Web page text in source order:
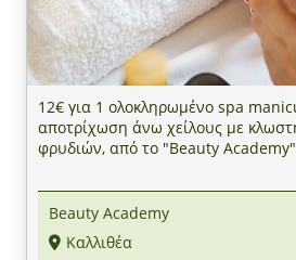
12€ για 1 ολοκληρωμένο spa
αποτρίχωση άνω χείλους με
φρυδιών, από το "Beauty
Beauty Academy
Καλλιθέα